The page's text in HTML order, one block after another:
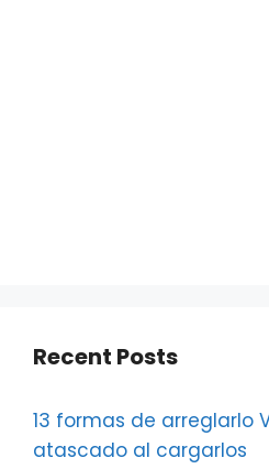
Recent Posts
13 formas de arreglarlo
atascado al cargarlos